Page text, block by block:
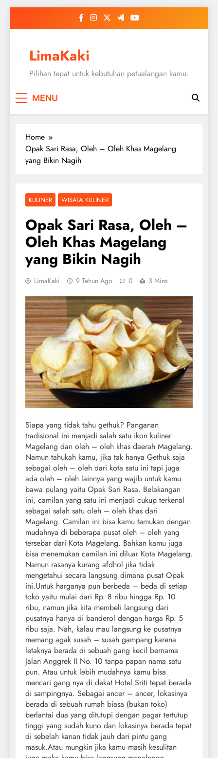
LimaKaki
Pilihan tepat untuk kebutuhan petualangan kamu.
MENU
Home
Opak Sari Rasa, Oleh – Oleh Khas Magelang
yang Bikin Nagih
KULINER WISATA KULINER
Opak Sari Rasa, Oleh –
Oleh Khas Magelang
yang Bikin Nagih
LimaKaki 9 Tahun Ago 0 3 Mins
Siapa yang tidak tahu gethuk? Panganan
tradisional ini menjadi salah satu ikon kuliner
Magelang dan oleh – oleh khas daerah Magelang.
Namun tahukah kamu, jika tak hanya Gethuk saja
sebagai oleh – oleh dari kota satu ini tapi juga
ada oleh – oleh lainnya yang wajib untuk kamu
bawa pulang yaitu Opak Sari Rasa. Belakangan
ini, camilan yang satu ini menjadi cukup terkenal
sebagai salah satu oleh – oleh khas dari
Magelang. Camilan ini bisa kamu temukan dengan
mudahnya di beberapa pusat oleh – oleh yang
tersebar dari Kota Magelang. Bahkan kamu juga
bisa menemukan camilan ini diluar Kota Magelang.
Namun rasanya kurang afdhol jika tidak
mengetahui secara langsung dimana pusat Opak
ini.Untuk harganya pun berbeda – beda di setiap
toko yaitu mulai dari Rp. 8 ribu hingga Rp. 10
ribu, namun jika kita membeli langsung dari
pusatnya hanya di banderol dengan harga Rp. 5
ribu saja. Nah, kalau mau langsung ke pusatnya
memang agak susah – susah gampang karena
letaknya berada di sebuah gang kecil bernama
Jalan Anggrek II No. 10 tanpa papan nama satu
pun. Atau untuk lebih mudahnya kamu bisa
mencari gang nya di dekat Hotel Sriti tepat berada
di sampingnya. Sebagai ancer – ancer, lokasinya
berada di sebuah rumah biasa (bukan toko)
berlantai dua yang ditutupi dengan pagar tertutup
tinggi yang sudah kuno dan lokasinya berada tepat
di sebelah kanan tidak jauh dari pintu gang
masuk.Atau mungkin jika kamu masih kesulitan